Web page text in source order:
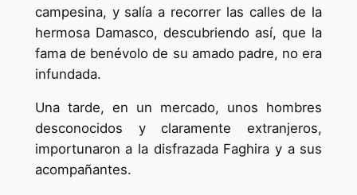
campesina, y salía a recorrer las calles de la
hermosa Damasco, descubriendo así, que la
fama de benévolo de su amado padre, no era
infundada.
Una tarde, en un mercado, unos hombres
desconocidos y claramente extranjeros,
importunaron a la disfrazada Faghira y a sus
acompañantes.